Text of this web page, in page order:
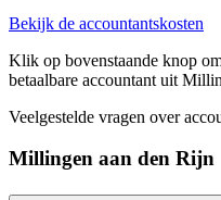
Bekijk de accountantskosten
Klik op bovenstaande knop
betaalbare accountant uit
Veelgestelde vragen over
Millingen aan den Rijn